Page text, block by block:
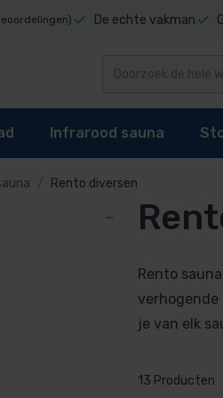
De echte vakman
Rento sauna
Rento sauna
Rento cadeau
Rento diversen
Infrarood sauna
kopen?
Rento diversen
Rento
je van elk
13 Producten